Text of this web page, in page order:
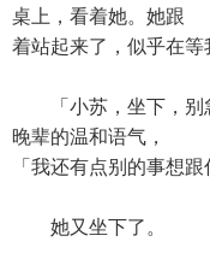
桌上，看着她。她跟
着站起来了，似乎在等
「小苏，坐下，别
晚辈的温和语气，
「我还有点别的事想跟
她又坐下了。